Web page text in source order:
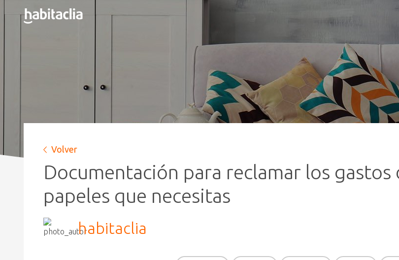
Volver
Documentación para reclamar los gastos
papeles que necesitas
habitaclia